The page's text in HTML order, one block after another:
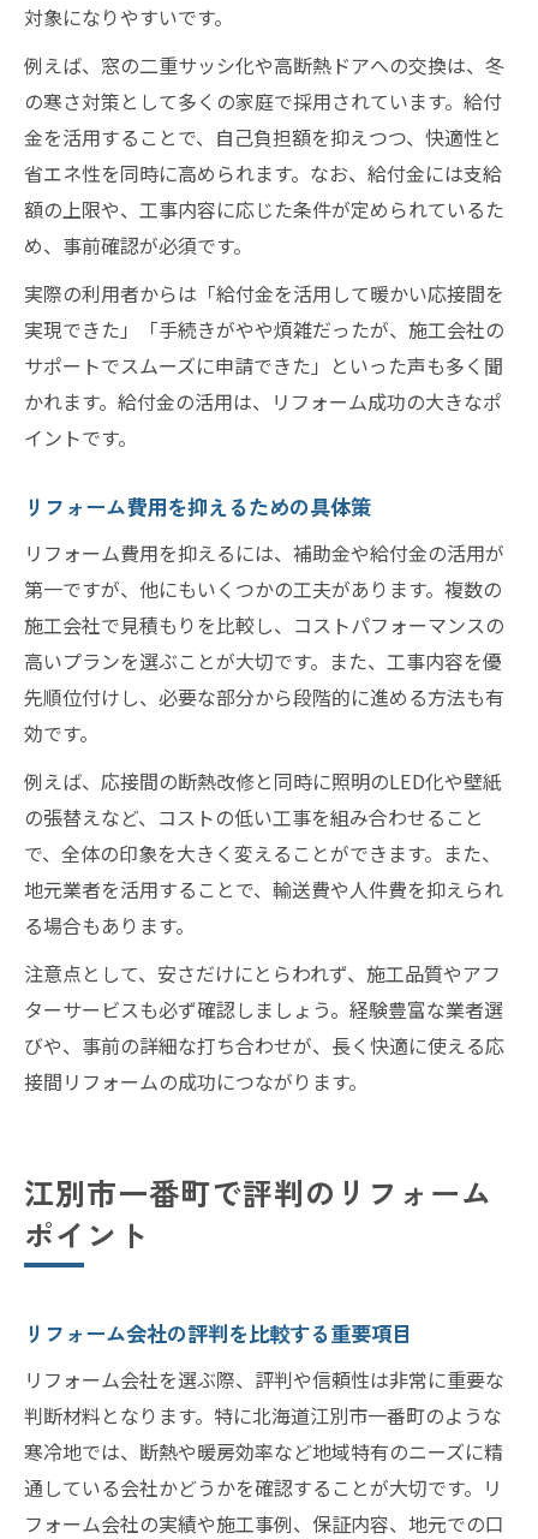
対象になりやすいです。
例えば、窓の二重サッシ化や高断熱ドアへの交換は、冬
の寒さ対策として多くの家庭で採用されています。給付
金を活用することで、自己負担額を抑えつつ、快適性と
省エネ性を同時に高められます。なお、給付金には支給
額の上限や、工事内容に応じた条件が定められているた
め、事前確認が必須です。
実際の利用者からは「給付金を活用して暖かい応接間を
実現できた」「手続きがやや煩雑だったが、施工会社の
サポートでスムーズに申請できた」といった声も多く聞
かれます。給付金の活用は、リフォーム成功の大きなポ
イントです。
リフォーム費用を抑えるための具体策
リフォーム費用を抑えるには、補助金や給付金の活用が
第一ですが、他にもいくつかの工夫があります。複数の
施工会社で見積もりを比較し、コストパフォーマンスの
高いプランを選ぶことが大切です。また、工事内容を優
先順位付けし、必要な部分から段階的に進める方法も有
効です。
例えば、応接間の断熱改修と同時に照明のLED化や壁紙
の張替えなど、コストの低い工事を組み合わせること
で、全体の印象を大きく変えることができます。また、
地元業者を活用することで、輸送費や人件費を抑えられ
る場合もあります。
注意点として、安さだけにとらわれず、施工品質やアフ
ターサービスも必ず確認しましょう。経験豊富な業者選
びや、事前の詳細な打ち合わせが、長く快適に使える応
接間リフォームの成功につながります。
江別市一番町で評判のリフォーム
ポイント
リフォーム会社の評判を比較する重要項目
リフォーム会社を選ぶ際、評判や信頼性は非常に重要な
判断材料となります。特に北海道江別市一番町のような
寒冷地では、断熱や暖房効率など地域特有のニーズに精
通している会社かどうかを確認することが大切です。リ
フォーム会社の実績や施工事例、保証内容、地元での口